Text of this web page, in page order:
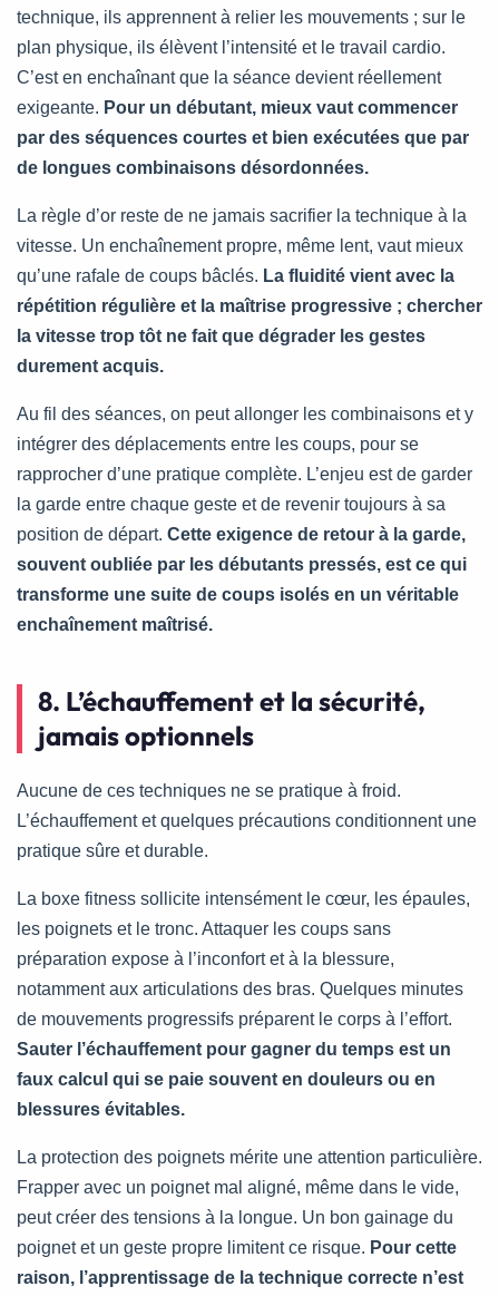
technique, ils apprennent à relier les mouvements ; sur le
plan physique, ils élèvent l’intensité et le travail cardio.
C’est en enchaînant que la séance devient réellement
exigeante. Pour un débutant, mieux vaut commencer
par des séquences courtes et bien exécutées que par
de longues combinaisons désordonnées.
La règle d’or reste de ne jamais sacrifier la technique à la
vitesse. Un enchaînement propre, même lent, vaut mieux
qu’une rafale de coups bâclés. La fluidité vient avec la
répétition régulière et la maîtrise progressive ; chercher
la vitesse trop tôt ne fait que dégrader les gestes
durement acquis.
Au fil des séances, on peut allonger les combinaisons et y
intégrer des déplacements entre les coups, pour se
rapprocher d’une pratique complète. L’enjeu est de garder
la garde entre chaque geste et de revenir toujours à sa
position de départ. Cette exigence de retour à la garde,
souvent oubliée par les débutants pressés, est ce qui
transforme une suite de coups isolés en un véritable
enchaînement maîtrisé.
8. L’échauffement et la sécurité,
jamais optionnels
Aucune de ces techniques ne se pratique à froid.
L’échauffement et quelques précautions conditionnent une
pratique sûre et durable.
La boxe fitness sollicite intensément le cœur, les épaules,
les poignets et le tronc. Attaquer les coups sans
préparation expose à l’inconfort et à la blessure,
notamment aux articulations des bras. Quelques minutes
de mouvements progressifs préparent le corps à l’effort.
Sauter l’échauffement pour gagner du temps est un
faux calcul qui se paie souvent en douleurs ou en
blessures évitables.
La protection des poignets mérite une attention particulière.
Frapper avec un poignet mal aligné, même dans le vide,
peut créer des tensions à la longue. Un bon gainage du
poignet et un geste propre limitent ce risque. Pour cette
raison, l’apprentissage de la technique correcte n’est